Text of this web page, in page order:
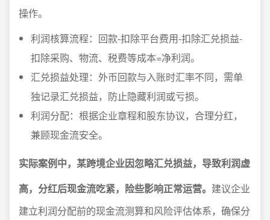
操作。
利润核算流程：回款-扣除平台费用-扣除汇兑损益-
扣除采购、物流、税费等成本=净利润。
汇兑损益处理：外币回款与入账时汇率不同，需单
独记录汇兑损益，防止隐藏利润或亏损。
利润分配：根据企业章程和股东协议，合理分红，
兼顾现金流安全。
实际案例中，某跨境企业因忽略汇兑损益，导致利润虚
高，分红后现金流吃紧，险些影响正常运营。 建议企业
建立利润分配前的现金流测算和风险评估体系，确保分